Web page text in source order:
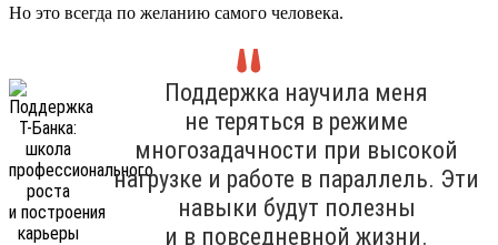
Но это всегда по желанию самого человека.
Поддержка научила меня
не теряться в режиме
многозадачности при высокой
нагрузке и работе в параллель. Эти
навыки будут полезны
и в повседневной жизни.